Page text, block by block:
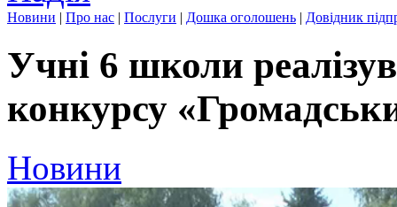
Новини | Про нас | Послуги | Дошка оголошень | Довідник
Учні 6 школи
конкурсу
Новини